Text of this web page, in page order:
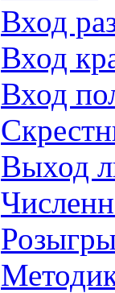
Вход
Вход
Вход
Выход